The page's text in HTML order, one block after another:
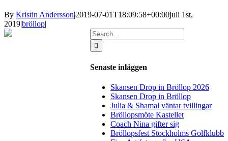
By Kristin Andersson|2019-07-01T18:09:58+00:00juli 1st,
2019|bröllop|
Search
for:
Senaste inläggen
Skansen Drop in Bröllop 2026
Skansen Drop in Bröllop
Julia & Shamal väntar tvillingar
Bröllopsmöte Kastellet
Coach Nina gifter sig
Bröllopsfest Stockholms Golfklubb